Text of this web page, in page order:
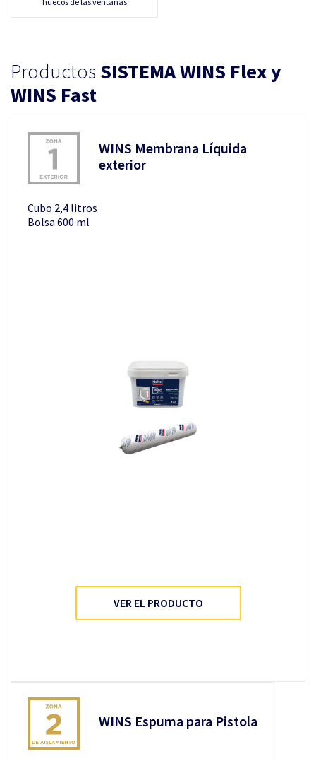
Productos SISTEMA WINS Flex y
WINS Fast
WINS Membrana Líquida
exterior
Cubo 2,4 litros
Bolsa 600 ml
VER EL PRODUCTO
WINS Espuma para Pistola